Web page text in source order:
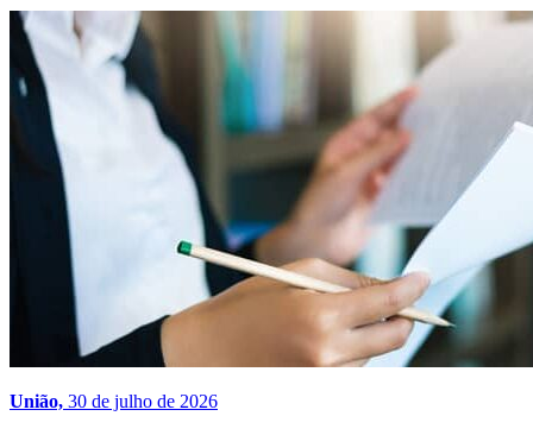
União, 30 de julho de 2026